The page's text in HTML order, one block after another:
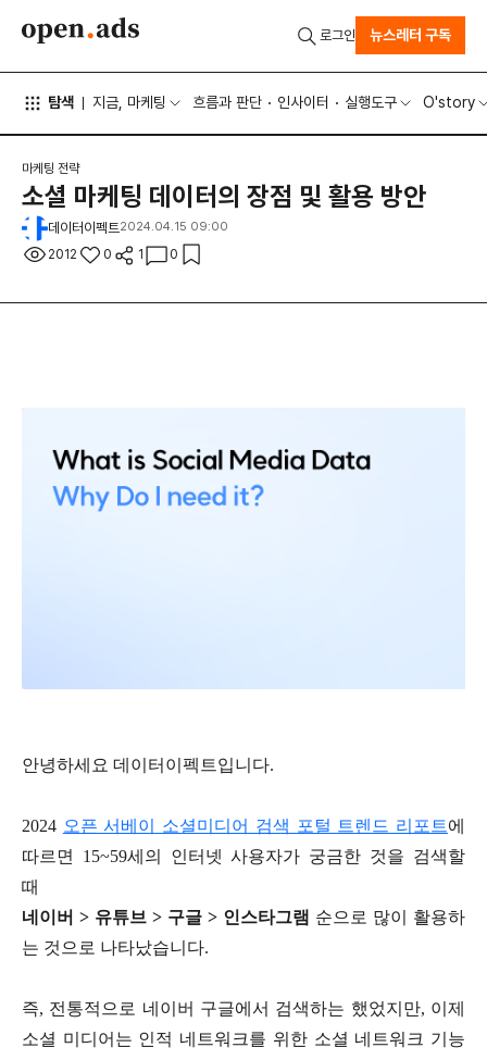
탐색 지금, 마케팅 흐름과 판단 인사이터 실행도구 O'story
로그인 뉴스레터 구독
마케팅 전략
소셜 마케팅 데이터의 장점 및 활용 방안
데이터이펙트2024.04.15 09:00
2012 0 1 0
안녕하세요 데이터이펙트입니다.
2024 오픈 서베이 소셜미디어 검색 포털 트렌드 리포트에
따르면 15~59세의 인터넷 사용자가 궁금한 것을 검색할
때
네이버 > 유튜브 > 구글 > 인스타그램 순으로 많이 활용하
는 것으로 나타났습니다.
즉, 전통적으로 네이버 구글에서 검색하는 했었지만, 이제
소셜 미디어는 인적 네트워크를 위한 소셜 네트워크 기능